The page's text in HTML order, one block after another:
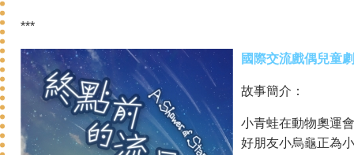
***
國際交流戲偶兒童
故事簡介：
小青蛙在動物奧運
好朋友小烏龜正為